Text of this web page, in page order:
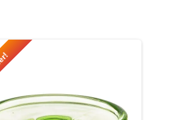
überspringen